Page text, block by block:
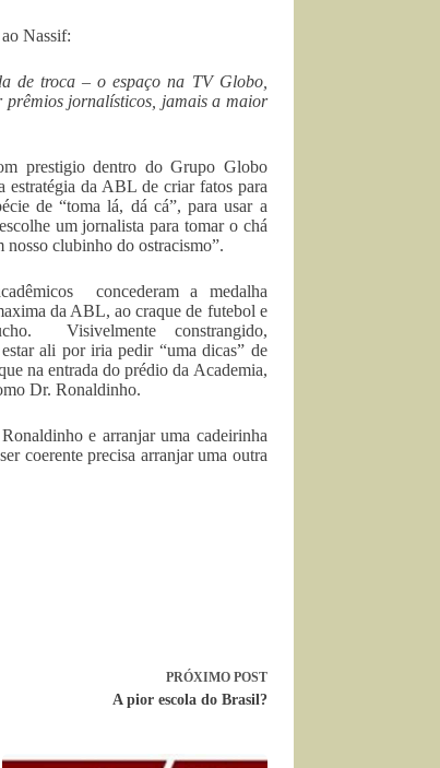
Nassif:
de troca – o espaço na TV Globo,
prêmios jornalísticos, jamais a maior
prestigio dentro do Grupo Globo
estratégia da ABL de criar fatos para
de “toma lá, dá cá”, para usar a
um jornalista para tomar o chá
nosso clubinho do ostracismo”.
concederam a medalha
da ABL, ao craque de futebol e
Visivelmente constrangido,
ali por iria pedir “uma dicas” de
na entrada do prédio da Academia,
Dr. Ronaldinho.
e arranjar uma cadeirinha
coerente precisa arranjar uma outra
PRÓXIMO POST
A pior escola do Brasil?